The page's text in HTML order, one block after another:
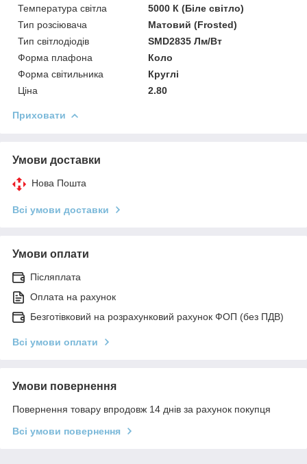
Температура світла
5000 К (Біле світло)
Тип розсіювача
Матовий (Frosted)
Тип світлодіодів
SMD2835 Лм/Вт
Форма плафона
Коло
Форма світильника
Круглі
Ціна
2.80
Приховати
Умови доставки
Нова Пошта
Всі умови доставки
Умови оплати
Післяплата
Оплата на рахунок
Безготівковий на розрахунковий рахунок ФОП (без ПДВ)
Всі умови оплати
Умови повернення
Повернення товару впродовж 14 днів за рахунок покупця
Всі умови повернення